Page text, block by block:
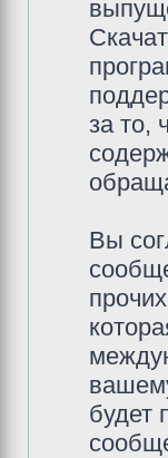
за то,
Вы
будет